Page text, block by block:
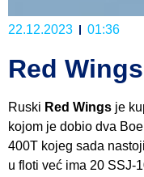
22.12.2023 01:36
Red
Ruski Red Wings je
kojom je dobio dva
400T kojeg sada
u floti već ima 20 SSJ-